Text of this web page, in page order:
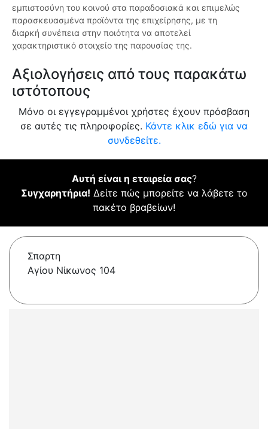
εμπιστοσύνη του κοινού στα παραδοσιακά και επιμελώς
παρασκευασμένα προϊόντα της επιχείρησης, με τη
διαρκή συνέπεια στην ποιότητα να αποτελεί
χαρακτηριστικό στοιχείο της παρουσίας της.
Αξιολογήσεις από τους παρακάτω
ιστότοπους
Μόνο οι εγγεγραμμένοι χρήστες έχουν πρόσβαση
σε αυτές τις πληροφορίες. Κάντε κλικ εδώ για να
συνδεθείτε.
Αυτή είναι η εταιρεία σας?
Συγχαρητήρια! Δείτε πώς μπορείτε να λάβετε το
πακέτο βραβείων!
Σπαρτη
Αγίου Νίκωνος 104